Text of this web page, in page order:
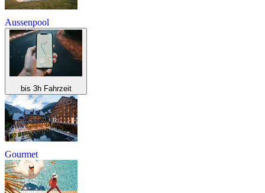
Aussenpool
bis 3h Fahrzeit
Gourmet